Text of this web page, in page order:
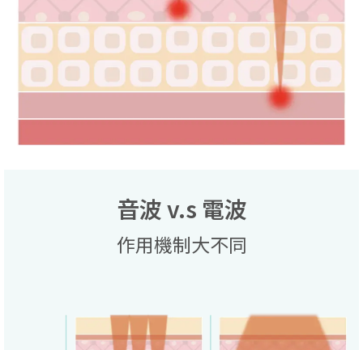
音波 v.s 電波
作用機制大不同